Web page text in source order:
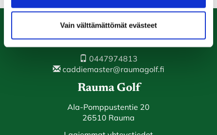
Vain välttämättömät evästeet
Caddiemaster
0447974813
caddiemaster@raumagolf.fi
Rauma Golf
Ala-Pomppustentie 20
26510 Rauma